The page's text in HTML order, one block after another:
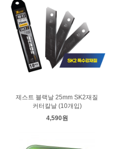
제스트 블랙날 25mm SK2재질
커터칼날 (10개입)
4,590원